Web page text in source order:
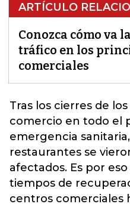
ARTÍCULO
Conozca cómo va
tráfico en los
comerciales
Tras los cierres de
comercio en todo el
emergencia
restaurantes se
afectados. Es por
tiempos de
centros comerciales